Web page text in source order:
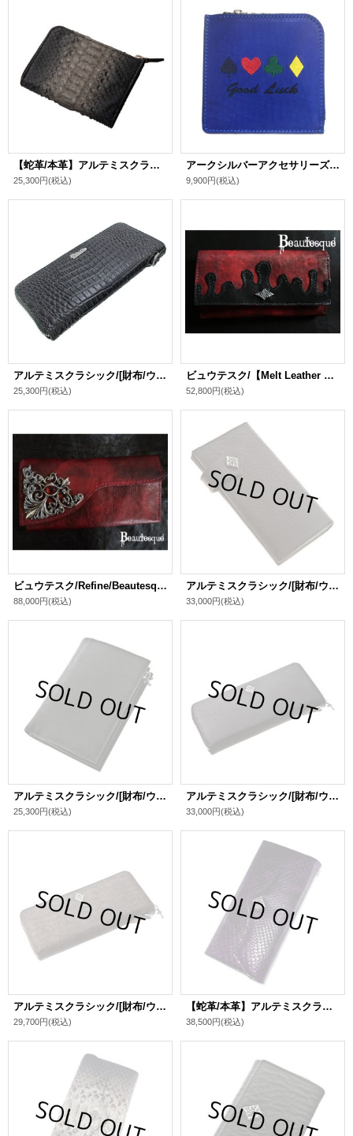
【蛇革/本革】アルテミスクラシック/[財布/ウォレット]L字 スリム グレーパイソン ミニウォレット
25,300円(税込)
アークシルバーアクセサリーズ/【トランプ柄】good luck ミニレザーウォレット（コバルトブルー）
9,900円(税込)
アルテミスクラシック/[財布/ウォレット]ラウンドジップウォレット（クロコスタイルミッドナイトパープル）
25,300円(税込)
ビュウテスク/【Melt Leather Series】Wallet/Beautesque
52,800円(税込)
ビュウテスク/Refine/Beautesque
88,000円(税込)
アルテミスクラシック/[財布/ウォレット]イタリアンレザー ロングウォレット
33,000円(税込)
アルテミスクラシック/[財布/ウォレット]イタリアンレザー ミディアムウォレット
25,300円(税込)
アルテミスクラシック/[財布/ウォレット]イタリアンレザー ジップウォレット
33,000円(税込)
アルテミスクラシック/[財布/ウォレット]エンボスグレー クロコスタイル ジップウォレット
29,700円(税込)
【蛇革/本革】アルテミスクラシック/[財布/ウォレット]パープルパイソン ロングウォレット
38,500円(税込)